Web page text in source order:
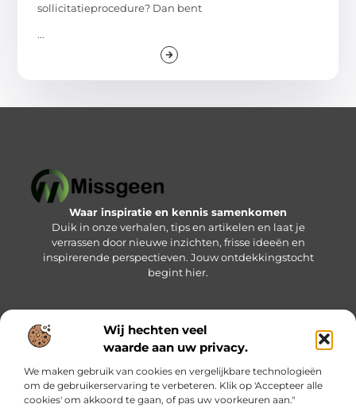
Wij hechten veel
waarde aan uw privacy.
We maken gebruik van cookies en vergelijkbare technologieën
om de gebruikerservaring te verbeteren. Klik op 'Accepteer alle
cookies' om akkoord te gaan, of pas uw voorkeuren aan."
sollicitatieprocedure? Dan bent
...
Waar inspiratie en kennis samenkomen
Duik in onze verhalen, tips en artikelen en laat je
verrassen door nieuwe inzichten, frisse ideeën en
inspirerende perspectieven. Jouw ontdekkingstocht
begint hier.
Bericht categorie
Onze informatie